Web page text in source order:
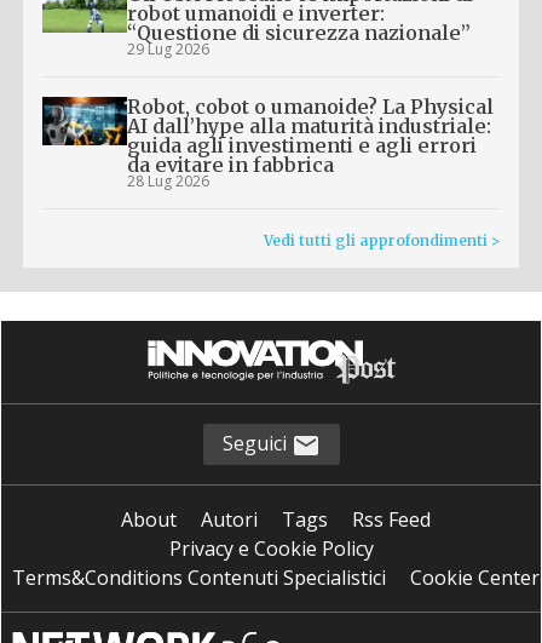
robot umanoidi e inverter:
“Questione di sicurezza nazionale”
29 Lug 2026
Robot, cobot o umanoide? La Physical
AI dall’hype alla maturità industriale:
guida agli investimenti e agli errori
da evitare in fabbrica
28 Lug 2026
Vedi tutti gli approfondimenti >
Seguici
About Autori Tags
Rss Feed
Privacy e Cookie Policy
Terms&Conditions Contenuti Specialistici
Cookie Center